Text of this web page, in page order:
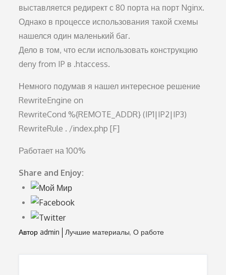
выставляется редирект с 80 порта на порт Nginx.
Однако в процессе использования такой схемы
нашелся один маленький баг.
Дело в том, что если использовать конструкцию
deny from IP в .htaccess.
Немного подумав я нашел интересное решение
RewriteEngine on
RewriteCond %{REMOTE_ADDR} (IP1|IP2|IP3)
RewriteRule . /index.php [F]
Работает на 100%
Share and Enjoy:
Авторadmin Лучшие материалы О работе